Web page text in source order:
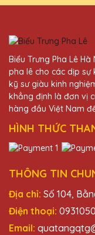
Vũ Văn
25/11/2025
Kỷ niệm
QTG luôn
lượng cao
25/11/
Đã nhận
tượng
Quà
Biểu Trưng Pha Lê
pha lê cho các dịp sự
kỹ sư giàu kinh
khẳng định là đơn vị
hàng đầu Việt Nam
HÌNH THỨC
THÔNG TIN
Địa chỉ: Số 104,
Điện thoại:
Email: